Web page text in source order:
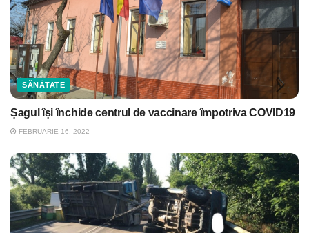
SĂNĂTATE
Șagul își închide centrul de vaccinare împotriva COVID19
FEBRUARIE 16, 2022